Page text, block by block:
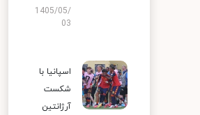
1405/05/
03
اسپانیا با
شکست
آرژانتین